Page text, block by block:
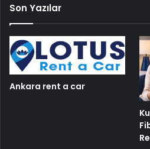
Son Yazılar
Ankara rent a car